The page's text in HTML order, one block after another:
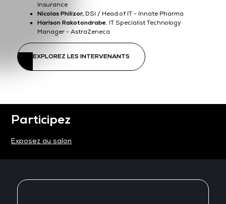
Insurance
Nicolas Philizor,DSI / Head of IT - Innate Pharma
Harison Rakotondrabe, IT Specialist Technology
Manager - AstraZeneca
EXPLOREZ LES INTERVENANTS
Participez
Exposez au salon